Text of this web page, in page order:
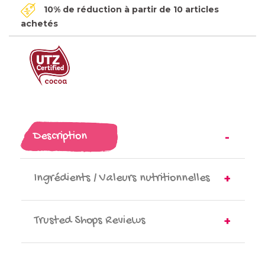
10% de réduction à partir de 10 articles
achetés
Description
Ingrédients / Valeurs nutritionnelles
Trusted Shops Reviews